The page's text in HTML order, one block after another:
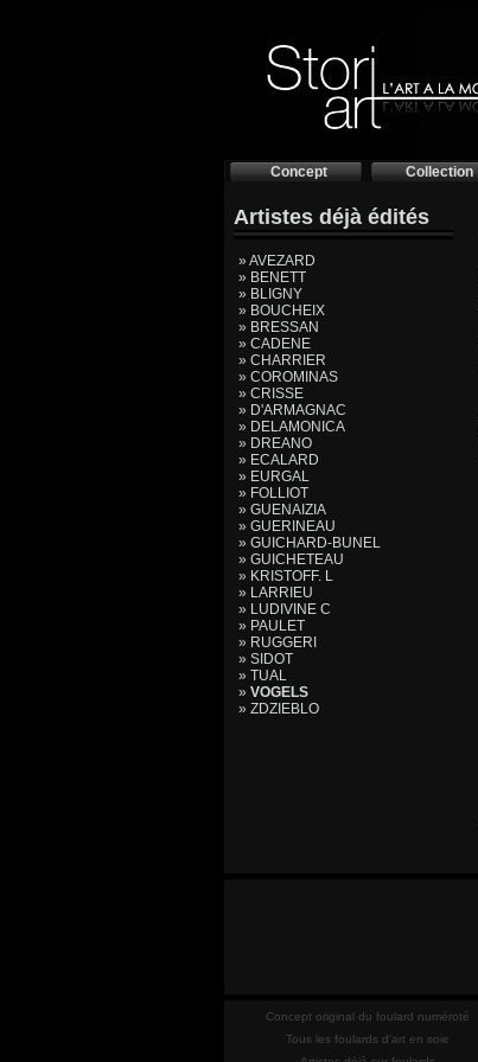
Concept Collection
Artistes déjà édités
» AVEZARD
» BENETT
» BLIGNY
» BOUCHEIX
» BRESSAN
» CADENE
» CHARRIER
» COROMINAS
» CRISSE
» D'ARMAGNAC
» DELAMONICA
» DREANO
» ECALARD
» EURGAL
» FOLLIOT
» GUENAIZIA
» GUERINEAU
» GUICHARD-BUNEL
» GUICHETEAU
» KRISTOFF. L
» LARRIEU
» LUDIVINE C
» PAULET
» RUGGERI
» SIDOT
» TUAL
» VOGELS
» ZDZIEBLO
Concept original du foulard numéroté
Tous les foulards d'art en soie